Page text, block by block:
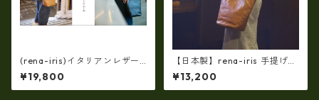
(rena-iris)イタリアンレザー
（シュリンク革）・斜め掛け
ショルダー（日本製）ri-722
¥19,800
【日本製】rena-iris 手提げト
ート柔らかい素上げ姫路レザ
ー・ソフトオイルレザー ハ
ンドトート rn-29
¥13,200